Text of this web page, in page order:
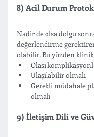
8) Acil Durum
Nadir de olsa dolgu
değerlendirme
olabilir. Bu yüzden
Olası
Ulaşılabilir olmalı
Gerekli müdahale
olmalı
9) İletişim Dili ve